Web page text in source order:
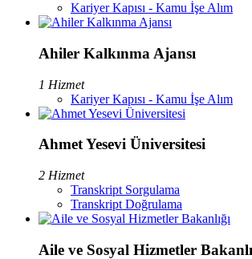
Kariyer Kapısı - Kamu İşe Alım
Ahiler Kalkınma Ajansı
1 Hizmet
Kariyer Kapısı - Kamu İşe Alım
Ahmet Yesevi Üniversitesi
2 Hizmet
Transkript Sorgulama
Transkript Doğrulama
Aile ve Sosyal Hizmetler